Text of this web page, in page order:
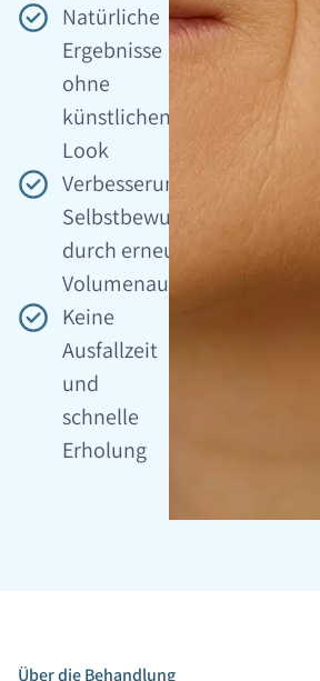
Natürliche
Ergebnisse
ohne
künstlichen
Look
Verbesserung des
Selbstbewusstseins
durch erneuten
Volumenaufbau
Keine
Ausfallzeit
und
schnelle
Erholung
Über die Behandlung